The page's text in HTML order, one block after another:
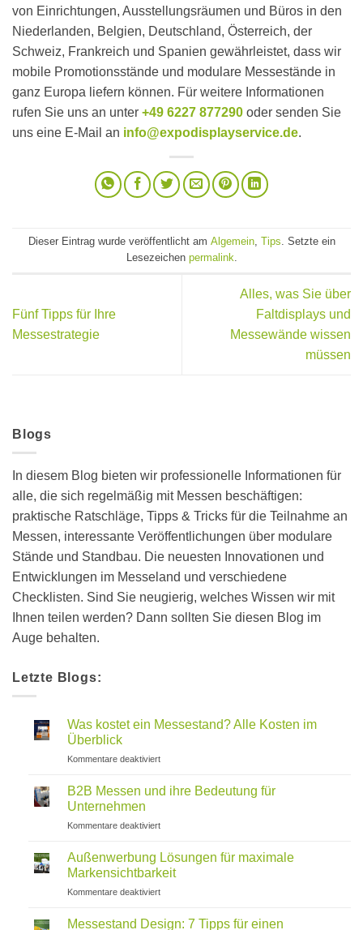
von Einrichtungen, Ausstellungsräumen und Büros in den
Niederlanden, Belgien, Deutschland, Österreich, der
Schweiz, Frankreich und Spanien gewährleistet, dass wir
mobile Promotionsstände und modulare Messestände in
ganz Europa liefern können. Für weitere Informationen
rufen Sie uns an unter +49 6227 877290 oder senden Sie
uns eine E-Mail an info@expodisplayservice.de.
Dieser Eintrag wurde veröffentlicht am Algemein, Tips. Setzte ein
Lesezeichen permalink.
Fünf Tipps für Ihre
Messestrategie
Alles, was Sie über
Faltdisplays und
Messewände wissen
müssen
Blogs
In diesem Blog bieten wir professionelle Informationen für
alle, die sich regelmäßig mit Messen beschäftigen:
praktische Ratschläge, Tipps & Tricks für die Teilnahme an
Messen, interessante Veröffentlichungen über modulare
Stände und Standbau. Die neuesten Innovationen und
Entwicklungen im Messeland und verschiedene
Checklisten. Sind Sie neugierig, welches Wissen wir mit
Ihnen teilen werden? Dann sollten Sie diesen Blog im
Auge behalten.
Letzte Blogs:
Was kostet ein Messestand? Alle Kosten im
Überblick
Kommentare deaktiviertfür
kostet
Alle
im
Überblick
B2B Messen und ihre Bedeutung für
Unternehmen
Kommentare deaktiviertfür
Messen
und
ihre
Bedeutung
Unternehmen
Außenwerbung Lösungen für maximale
Markensichtbarkeit
Kommentare deaktiviertfür
Lösungen
Messestand Design: 7 Tipps für einen